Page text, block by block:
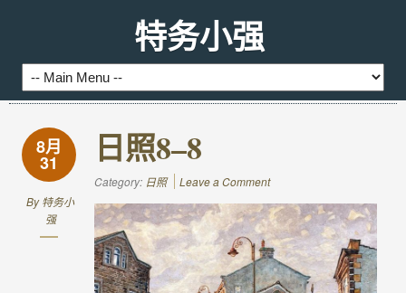
特务小强
8月
31
By特务小
强
日照8–8
Category: 日照 Leave a Comment